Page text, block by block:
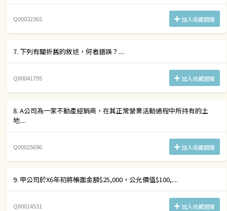
Q00032365 加入收藏題庫
7. 下列有關折舊的敘述，何者錯誤？....
Q00041795 加入收藏題庫
8. A公司為一家不動產經銷商，在其正常營業活動過程中所持有的土
地....
Q00025696 加入收藏題庫
9. 甲公司於X6年初將帳面金額$25,000，公允價值$100,....
Q00014531 加入收藏題庫